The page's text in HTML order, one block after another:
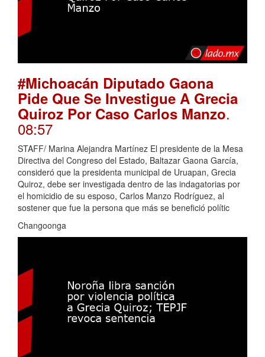
#Michoacán Diputado Gaona
Pide Que Se Investigue A Grecia
Quiroz Por Caso Carlos Manzo.
08:57
STAFF/ Marina Alejandra Martínez El presidente de la Mesa
Directiva del Congreso del Estado, Baltazar Gaona García,
consideró que la presidenta municipal de Uruapan, Grecia
Quiroz, debe ser investigada dentro de las indagatorias por
el homicidio de su esposo, Carlos Manzo Rodríguez, al
sostener que fue la persona que más se benefició polític
Changoonga